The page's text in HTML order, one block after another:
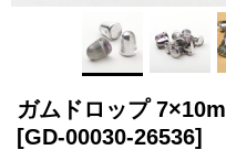
ガムドロップ
[GD-00030-26536]